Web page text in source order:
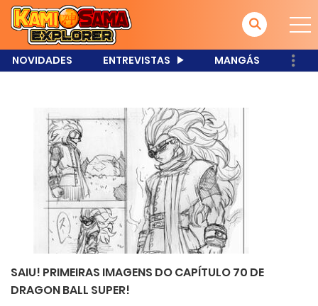
NOVIDADES ENTREVISTAS MANGÁS
SAIU! PRIMEIRAS IMAGENS DO CAPÍTULO 70 DE
DRAGON BALL SUPER!